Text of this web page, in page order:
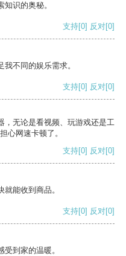
识的奥秘。
支持[0] 反对[0]
不同的娱乐需求。
支持[0] 反对[0]
，无论是看视频、玩游戏还是工
心网速卡顿了。
支持[0] 反对[0]
能收到商品。
支持[0] 反对[0]
到家的温暖。